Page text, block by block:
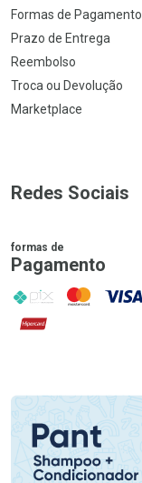
Formas de Pagamento
Prazo de Entrega
Reembolso
Troca ou Devolução
Marketplace
Redes Sociais
formas de
Pagamento
PIX MasterCard
VISA
Hipercard
Promoção